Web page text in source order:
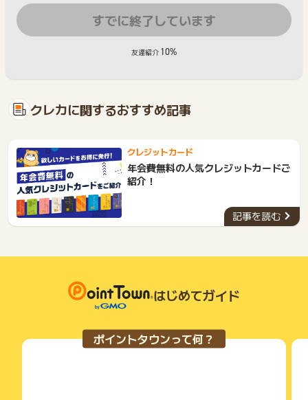
すでに終了しています
友達紹介 10%
クレカに関するおすすめ記事
クレジットカード
年会費無料の人気クレジットカードご
紹介！
記事を読む
はじめてガイド
ポイントタウンって何？